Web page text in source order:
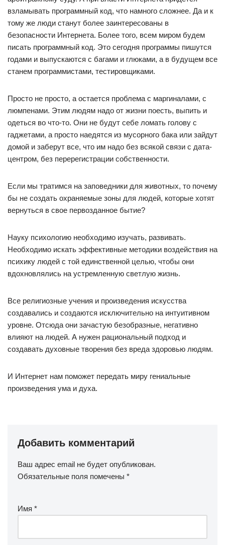
взламывать программный код, что намного сложнее. Да и к
тому же люди станут более заинтересованы в
безопасности Интернета. Более того, всем миром будем
писать программный код. Это сегодня программы пишутся
годами и выпускаются с багами и глюками, а в будущем все
станем программистами, тестировщиками.
Просто не просто, а остается проблема с маргиналами, с
люмпенами. Этим людям надо от жизни поесть, выпить и
одеться во что-то. Они не будут себе ломать голову с
гаджетами, а просто наедятся из мусорного бака или зайдут
домой и заберут все, что им надо без всякой связи с дата-
центром, без перерегистрации собственности.
Если мы тратимся на заповедники для животных, то почему
бы не создать охраняемые зоны для людей, которые хотят
вернуться в свое первозданное бытие?
Науку психологию необходимо изучать, развивать.
Необходимо искать эффективные методики воздействия на
психику людей с той единственной целью, чтобы они
вдохновлялись на устремленную светлую жизнь.
Все религиозные учения и произведения искусства
создавались и создаются исключительно на интуитивном
уровне. Отсюда они зачастую безобразные, негативно
влияют на людей. А нужен рациональный подход и
создавать духовные творения без вреда здоровью людям.
И Интернет нам поможет передать миру гениальные
произведения ума и духа.
Добавить комментарий
Ваш адрес email не будет опубликован.
Обязательные поля помечены *
Имя *